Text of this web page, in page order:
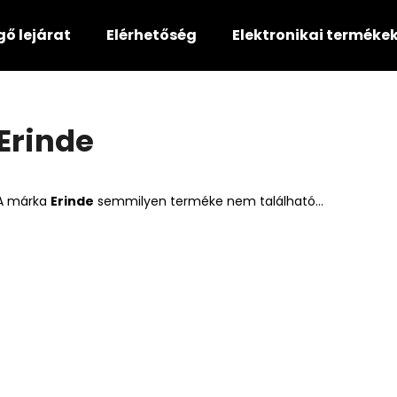
lejárat Elérhetőség Elektronikai
márka Erinde semmilyen terméke nem található...